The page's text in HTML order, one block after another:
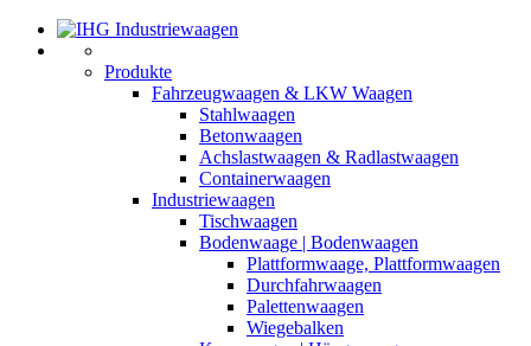
Produkte
Fahrzeugwaagen & LKW Waagen
Stahlwaagen
Betonwaagen
Achslastwaagen & Radlastwaagen
Containerwaagen
Industriewaagen
Tischwaagen
Bodenwaage | Bodenwaagen
Plattformwaage, Plattformwaagen
Durchfahrwaagen
Palettenwaagen
Wiegebalken